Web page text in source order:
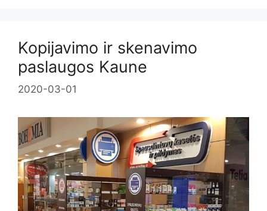
Kopijavimo ir skenavimo
paslaugos Kaune
2020-03-01